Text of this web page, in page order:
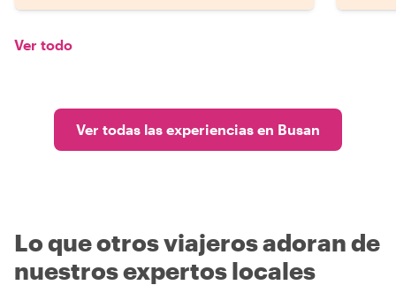
Ver todo
Ver todas las experiencias en Busan
Lo que otros viajeros adoran de
nuestros expertos locales